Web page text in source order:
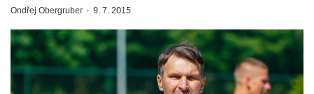
Ondřej Obergruber 9. 7. 2015